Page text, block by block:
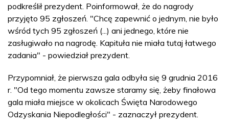
podkreślił prezydent. Poinformował, że do nagrody
przyjęto 95 zgłoszeń. "Chcę zapewnić o jednym, nie było
wśród tych 95 zgłoszeń (...) ani jednego, które nie
zasługiwało na nagrodę. Kapituła nie miała tutaj łatwego
zadania" - powiedział prezydent.
Przypomniał, że pierwsza gala odbyła się 9 grudnia 2016
r. "Od tego momentu zawsze staramy się, żeby finałowa
gala miała miejsce w okolicach Święta Narodowego
Odzyskania Niepodległości" - zaznaczył prezydent.